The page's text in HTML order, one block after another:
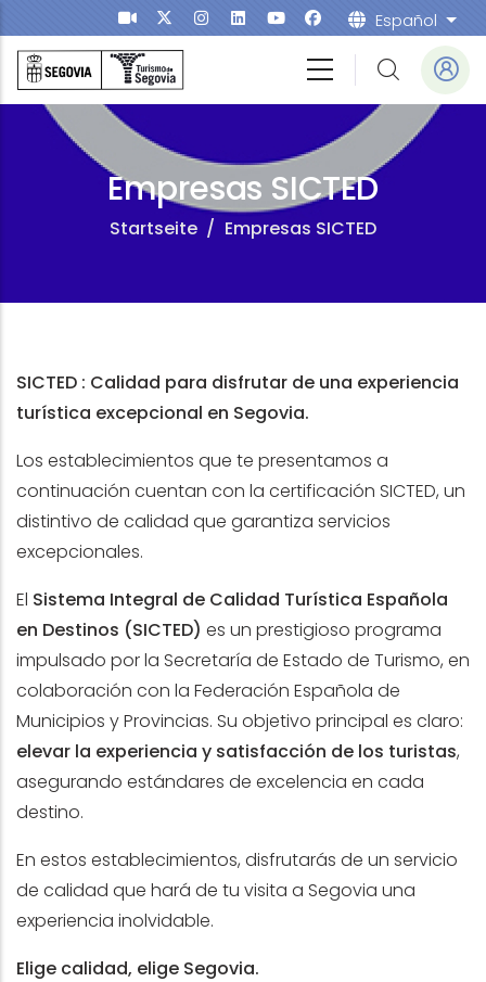
Direkt zum Inhalt Español
Empresas SICTED
Startseite / Empresas SICTED
SICTED : Calidad para disfrutar de una experiencia
turística excepcional en Segovia.
Los establecimientos que te presentamos a
continuación cuentan con la certificación SICTED, un
distintivo de calidad que garantiza servicios
excepcionales.
El Sistema Integral de Calidad Turística Española
en Destinos (SICTED) es un prestigioso programa
impulsado por la Secretaría de Estado de Turismo, en
colaboración con la Federación Española de
Municipios y Provincias. Su objetivo principal es claro:
elevar la experiencia y satisfacción de los turistas,
asegurando estándares de excelencia en cada
destino.
En estos establecimientos, disfrutarás de un servicio
de calidad que hará de tu visita a Segovia una
experiencia inolvidable.
Elige calidad, elige Segovia.